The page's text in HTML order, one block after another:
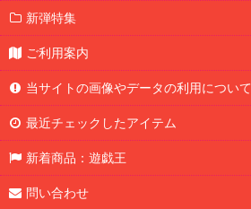
新弾特集
ご利用案内
当サイトの画像やデータの利用について
最近チェックしたアイテム
新着商品：遊戯王
問い合わせ